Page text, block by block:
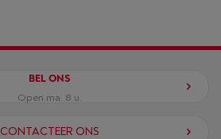
BEL ONS
Open ma. 8 u.
CONTACTEER ONS